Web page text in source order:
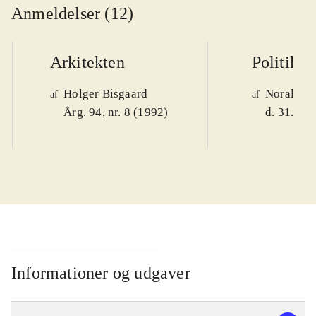
Anmeldelser (12)
Arkitekten
af Holger Bisgaard
Årg. 94, nr. 8 (1992)
Politiken
af Noralv
d. 31.
Informationer og udgaver